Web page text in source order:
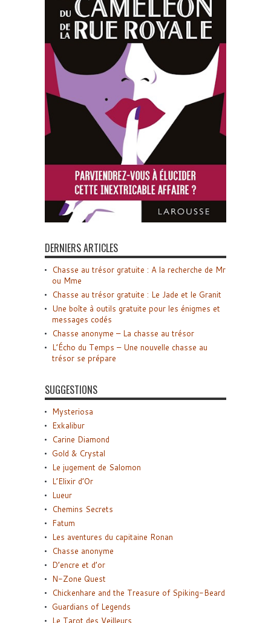
DERNIERS ARTICLES
Chasse au trésor gratuite : A la recherche de Mr
ou Mme
Chasse au trésor gratuite : Le Jade et le Granit
Une boîte à outils gratuite pour les énigmes et
messages codés
Chasse anonyme – La chasse au trésor
L’Écho du Temps – Une nouvelle chasse au
trésor se prépare
SUGGESTIONS
Mysteriosa
Exkalibur
Carine Diamond
Gold & Crystal
Le jugement de Salomon
L’Elixir d’Or
Lueur
Chemins Secrets
Fatum
Les aventures du capitaine Ronan
Chasse anonyme
D’encre et d’or
N-Zone Quest
Chickenhare and the Treasure of Spiking-Beard
Guardians of Legends
Le Tarot des Veilleurs